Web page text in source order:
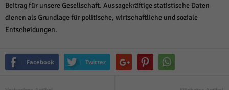
Beitrag für unsere Gesellschaft. Aussagekräftige statistische Daten
dienen als Grundlage für politische, wirtschaftliche und soziale
Entscheidungen.
Facebook Twitter